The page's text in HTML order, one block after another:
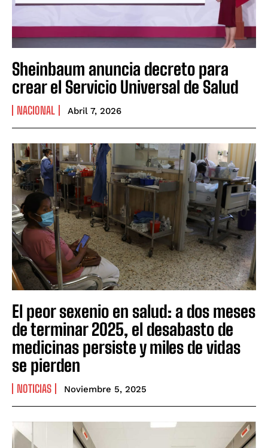
Sheinbaum anuncia decreto para
crear el Servicio Universal de Salud
NACIONAL Abril 7, 2026
El peor sexenio en salud: a dos meses
de terminar 2025, el desabasto de
medicinas persiste y miles de vidas
se pierden
NOTICIAS Noviembre 5, 2025